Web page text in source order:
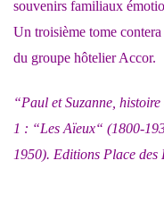
souvenirs familiaux
Un troisième tome
du groupe hôtelier Accor.
“Paul et Suzanne,
1 : “Les Aïeux“ (1800-
1950). Editions Place des